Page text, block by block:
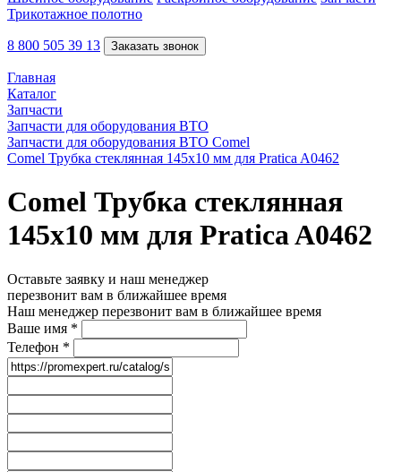
Трикотажное полотно
8 800 505 39 13 Заказать звонок
Главная
Каталог
Запчасти
Запчасти для оборудования ВТО
Запчасти для оборудования ВТО Comel
Comel Трубка стеклянная 145x10 мм для Pratica A0462
Comel Трубка стеклянная
145x10 мм для Pratica A0462
Оставьте заявку и наш менеджер
перезвонит вам в ближайшее время
Наш менеджер перезвонит вам в ближайшее время
Ваше имя *
Телефон *